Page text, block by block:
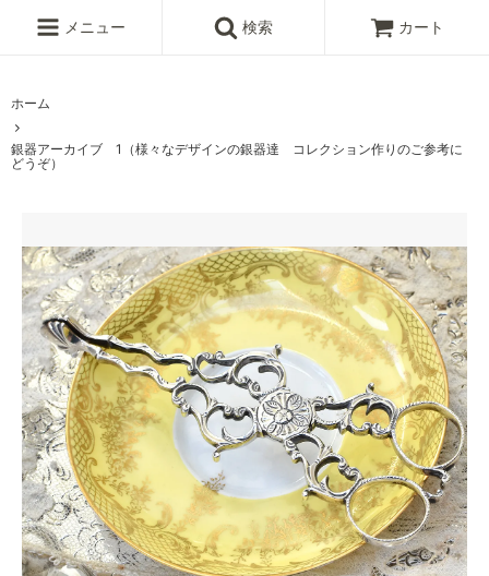
メニュー 検索 カート
ホーム
銀器アーカイブ 1（様々なデザインの銀器達 コレクション作りのご参考に
どうぞ）